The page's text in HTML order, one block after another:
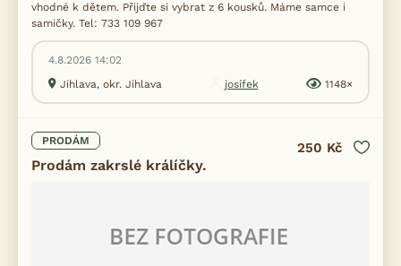
vhodné k dětem. Přijďte si vybrat z 6 kousků. Máme samce i
samičky. Tel: 733 109 967
4.8.2026 14:02
Jihlava, okr. Jihlava
josífek 1148×
PRODÁM
Prodám zakrslé králíčky.
250 Kč